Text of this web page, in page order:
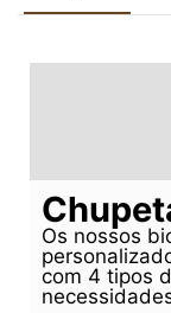
Os nossos
com 4 tipos